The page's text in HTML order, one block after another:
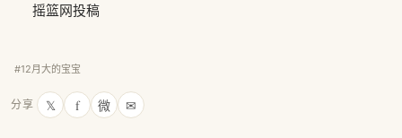
摇篮网投稿
#12月大的宝宝
分享 𝕏 f 微 ✉